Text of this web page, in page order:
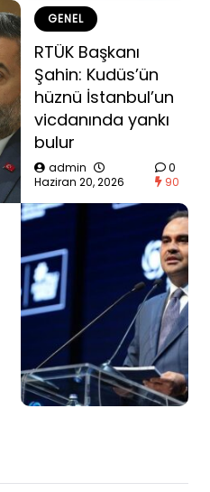
GENEL
RTÜK Başkanı
Şahin: Kudüs’ün
hüznü İstanbul’un
vicdanında yankı
bulur
admin
Haziran 20, 2026
0
90